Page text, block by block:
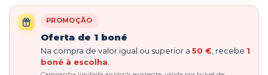
PROMOÇÃO
Oferta de 1 boné
Na compra de valor igual ou superior a 50 € , recebe 1
boné à escolha